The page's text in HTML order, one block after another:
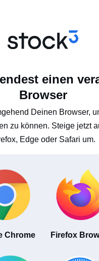
einen
Browser
Deinen Browser,
zu können. Steige jetzt
Edge oder Safari um.
Chrome Firefox